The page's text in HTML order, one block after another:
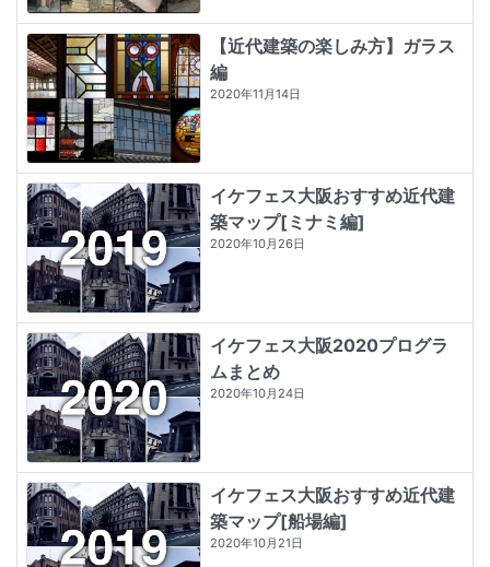
【近代建築の楽しみ方】ガラス
編
2020年11月14日
イケフェス大阪おすすめ近代建
築マップ[ミナミ編]
2020年10月26日
イケフェス大阪2020プログラ
ムまとめ
2020年10月24日
イケフェス大阪おすすめ近代建
築マップ[船場編]
2020年10月21日